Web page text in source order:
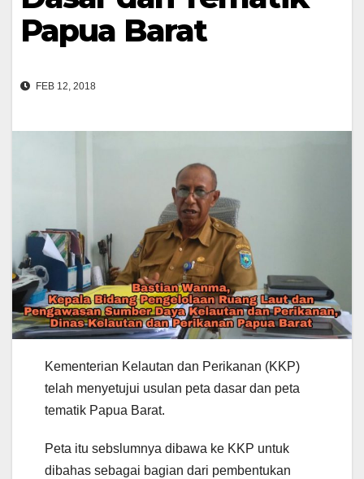
Papua Barat
FEB 12, 2018
Kementerian Kelautan dan Perikanan (KKP)
telah menyetujui usulan peta dasar dan peta
tematik Papua Barat.
Peta itu sebslumnya dibawa ke KKP untuk
dibahas sebagai bagian dari pembentukan